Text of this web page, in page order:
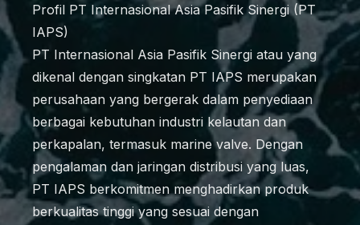
Profil PT Internasional Asia Pasifik Sinergi (PT
IAPS)
PT Internasional Asia Pasifik Sinergi atau yang
dikenal dengan singkatan PT IAPS merupakan
perusahaan yang bergerak dalam penyediaan
berbagai kebutuhan industri kelautan dan
perkapalan, termasuk marine valve. Dengan
pengalaman dan jaringan distribusi yang luas,
PT IAPS berkomitmen menghadirkan produk
berkualitas tinggi yang sesuai dengan